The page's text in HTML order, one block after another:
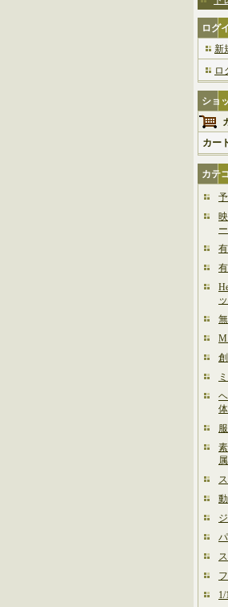
ログ
新
ロ
ショ
カー
カテ